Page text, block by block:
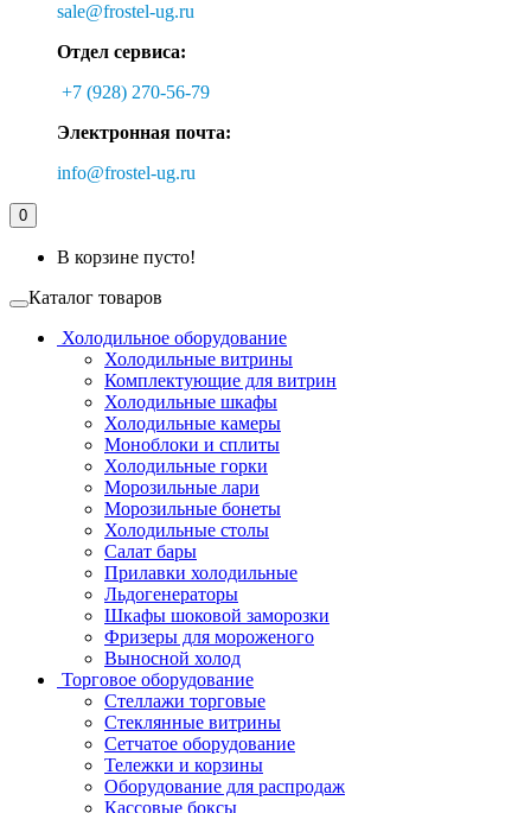
sale@frostel-ug.ru
Отдел сервиса:
+7 (928) 270-56-79
Электронная почта:
info@frostel-ug.ru
0
В корзине пусто!
Каталог товаров
Холодильное оборудование
Холодильные витрины
Комплектующие для витрин
Холодильные шкафы
Холодильные камеры
Моноблоки и сплиты
Холодильные горки
Морозильные лари
Морозильные бонеты
Холодильные столы
Салат бары
Прилавки холодильные
Льдогенераторы
Шкафы шоковой заморозки
Фризеры для мороженого
Выносной холод
Торговое оборудование
Стеллажи торговые
Стеклянные витрины
Сетчатое оборудование
Тележки и корзины
Оборудование для распродаж
Кассовые боксы